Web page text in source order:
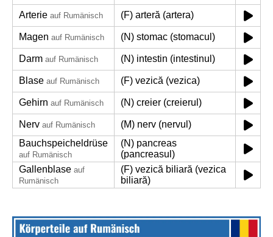
Arterie auf Rumänisch (F) arteră (artera)
Magen auf Rumänisch (N) stomac (stomacul)
Darm auf Rumänisch (N) intestin (intestinul)
Blase auf Rumänisch (F) vezică (vezica)
Gehirn auf Rumänisch (N) creier (creierul)
Nerv auf Rumänisch
(M) nerv (nervul)
Bauchspeicheldrüse
auf Rumänisch
(N) pancreas
(pancreasul)
Gallenblase auf
Rumänisch
(F) vezică biliară (vezica
biliară)